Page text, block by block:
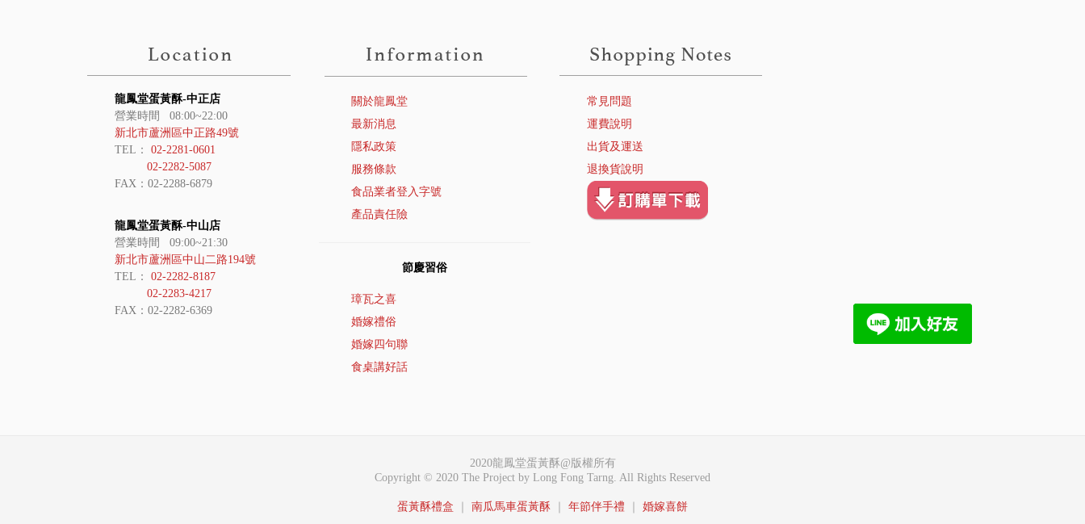
龍鳳堂蛋黃酥-中正店
營業時間 08:00~22:00
新北市蘆洲區中正路49號
TEL： 02-2281-0601
02-2282-5087
FAX：02-2288-6879
龍鳳堂蛋黃酥-中山店
營業時間 09:00~21:30
新北市蘆洲區中山二路194號
TEL： 02-2282-8187
02-2283-4217
FAX：02-2282-6369
關於龍鳳堂
最新消息
隱私政策
服務條款
食品業者登入字號
產品責任險
節慶習俗
璋瓦之喜
婚嫁禮俗
婚嫁四句聯
食桌講好話
常見問題
運費說明
出貨及運送
退換貨說明
2020龍鳳堂蛋黃酥@版權所有
Copyright © 2020 The Project by Long Fong Tarng. All Rights Reserved
蛋黃酥禮盒 南瓜馬車蛋黃酥 年節伴手禮 婚嫁喜餅